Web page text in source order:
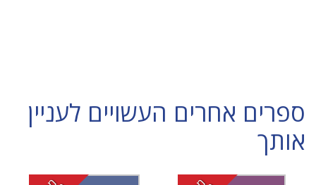
ספרים אחרים העשויים לעניין
אותך